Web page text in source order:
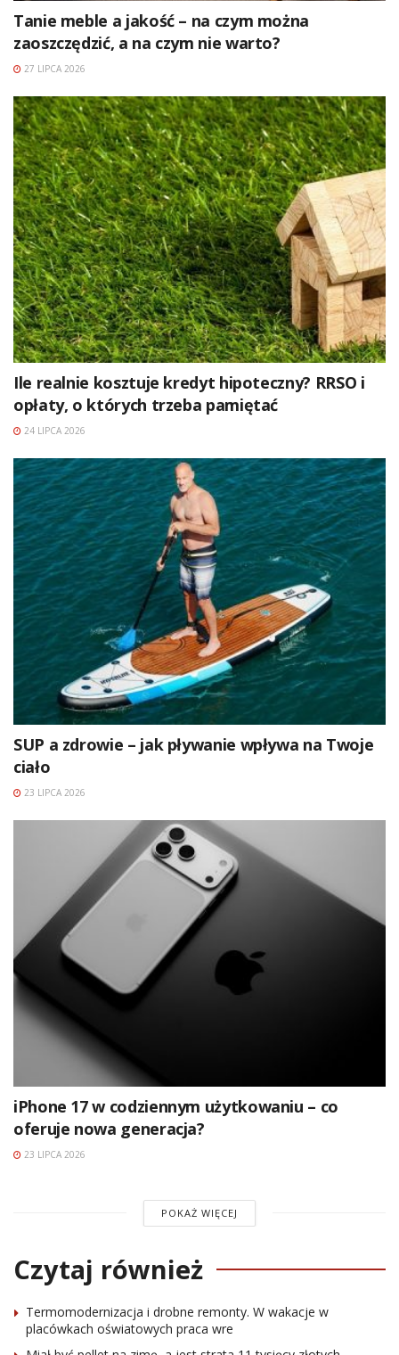
Tanie meble a jakość – na czym można
zaoszczędzić, a na czym nie warto?
27 LIPCA 2026
Ile realnie kosztuje kredyt hipoteczny? RRSO i
opłaty, o których trzeba pamiętać
24 LIPCA 2026
SUP a zdrowie – jak pływanie wpływa na Twoje
ciało
23 LIPCA 2026
iPhone 17 w codziennym użytkowaniu – co
oferuje nowa generacja?
23 LIPCA 2026
POKAŻ WIĘCEJ
Czytaj również
Termomodernizacja i drobne remonty. W wakacje w
placówkach oświatowych praca wre